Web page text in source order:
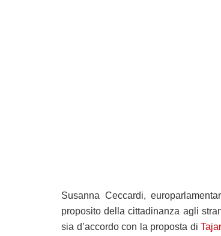
Susanna Ceccardi,
proposito della cittadinanza agli
sia d’accordo con la proposta di